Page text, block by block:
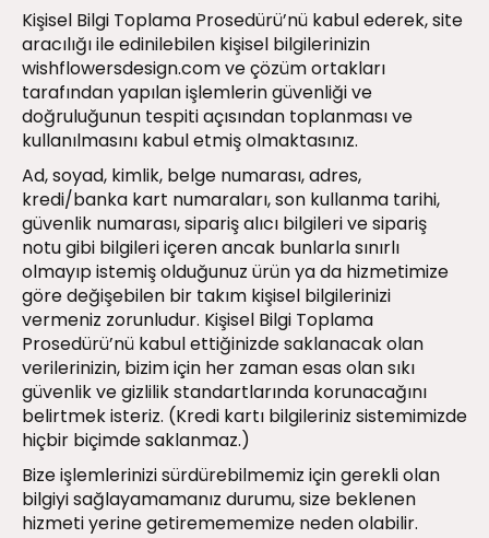
Kişisel Bilgi Toplama Prosedürü’nü kabul ederek, site
aracılığı ile edinilebilen kişisel bilgilerinizin
wishflowersdesign.com ve çözüm ortakları
tarafından yapılan işlemlerin güvenliği ve
doğruluğunun tespiti açısından toplanması ve
kullanılmasını kabul etmiş olmaktasınız.
Ad, soyad, kimlik, belge numarası, adres,
kredi/banka kart numaraları, son kullanma tarihi,
güvenlik numarası, sipariş alıcı bilgileri ve sipariş
notu gibi bilgileri içeren ancak bunlarla sınırlı
olmayıp istemiş olduğunuz ürün ya da hizmetimize
göre değişebilen bir takım kişisel bilgilerinizi
vermeniz zorunludur. Kişisel Bilgi Toplama
Prosedürü’nü kabul ettiğinizde saklanacak olan
verilerinizin, bizim için her zaman esas olan sıkı
güvenlik ve gizlilik standartlarında korunacağını
belirtmek isteriz. (Kredi kartı bilgileriniz sistemimizde
hiçbir biçimde saklanmaz.)
Bize işlemlerinizi sürdürebilmemiz için gerekli olan
bilgiyi sağlayamamanız durumu, size beklenen
hizmeti yerine getiremememize neden olabilir.